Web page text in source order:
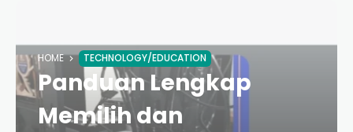
HOME TECHNOLOGY/EDUCATION
Panduan Lengkap
Memilih dan